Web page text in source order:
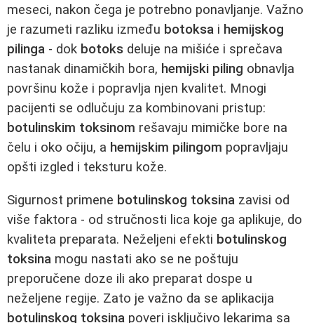
meseci, nakon čega je potrebno ponavljanje. Važno
je razumeti razliku između botoksa i hemijskog
pilinga - dok botoks deluje na mišiće i sprečava
nastanak dinamičkih bora, hemijski piling obnavlja
površinu kože i popravlja njen kvalitet. Mnogi
pacijenti se odlučuju za kombinovani pristup:
botulinskim toksinom rešavaju mimičke bore na
čelu i oko očiju, a hemijskim pilingom popravljaju
opšti izgled i teksturu kože.
Sigurnost primene botulinskog toksina zavisi od
više faktora - od stručnosti lica koje ga aplikuje, do
kvaliteta preparata. Neželjeni efekti botulinskog
toksina mogu nastati ako se ne poštuju
preporučene doze ili ako preparat dospe u
neželjene regije. Zato je važno da se aplikacija
botulinskog toksina poveri isključivo lekarima sa